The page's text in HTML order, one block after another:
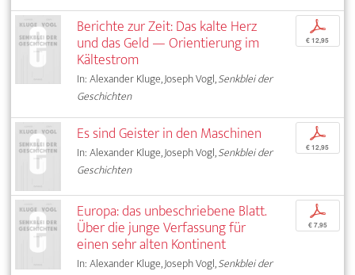
Berichte zur Zeit: Das kalte Herz
und das Geld — Orientierung im
Kältestrom
In: Alexander Kluge, Joseph Vogl,Senkblei der
Geschichten
p
€ 12,95
Es sind Geister in den Maschinen
In: Alexander Kluge, Joseph Vogl,Senkblei der
Geschichten
p
€ 12,95
Europa: das unbeschriebene Blatt.
Über die junge Verfassung für
einen sehr alten Kontinent
In: Alexander Kluge, Joseph Vogl,Senkblei der
p
€ 7,95